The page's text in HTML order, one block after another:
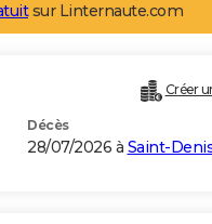
sur Linternaute.com
Créer
Décès
28/07/2026 à Saint-